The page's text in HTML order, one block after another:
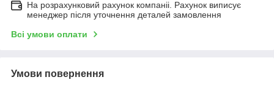
На розрахунковий рахунок компаніі. Рахунок виписує
менеджер після уточнення деталей замовлення
Всі умови оплати
Умови повернення